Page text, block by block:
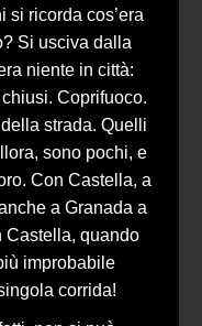
si ricorda cos’era
Si usciva dalla
niente in città:
Coprifuoco.
strada. Quelli
sono pochi, e
Con Castella, a
a Granada a
Castella, quando
improbabile
corrida!